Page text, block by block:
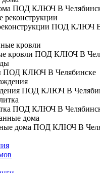
ПОД КЛЮЧ В
ПОД КЛЮЧ
кровли ПОД КЛЮЧ В
ПОД КЛЮЧ В Челябинске
ПОД КЛЮЧ В
ПОД КЛЮЧ В
дома ПОД КЛЮЧ В